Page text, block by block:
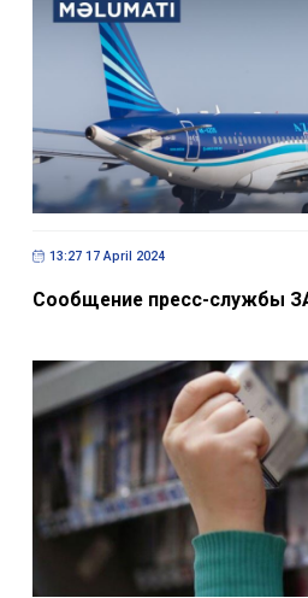
13:27 17 April 2024
​​​​​​​Сообщение пресс-службы